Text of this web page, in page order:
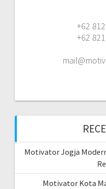
+62
+62
Motivator Jogja
Motivator Kota